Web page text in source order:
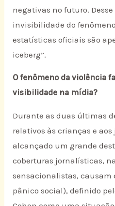
negativas no futuro.
invisibilidade do
estatísticas oficiais são
iceberg”.
O fenômeno da violência
visibilidade na mídia?
Durante as duas últimas
relativos às crianças e aos
alcançado um grande
coberturas jornalísticas,
sensacionalistas, causam
pânico social), definido